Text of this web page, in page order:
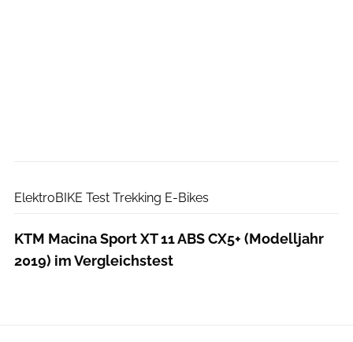
ElektroBIKE Test Trekking E-Bikes
KTM Macina Sport XT 11 ABS CX5+ (Modelljahr
2019) im Vergleichstest